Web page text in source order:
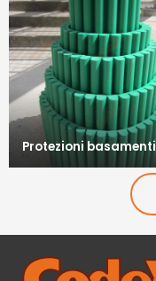
Protezioni basamenti